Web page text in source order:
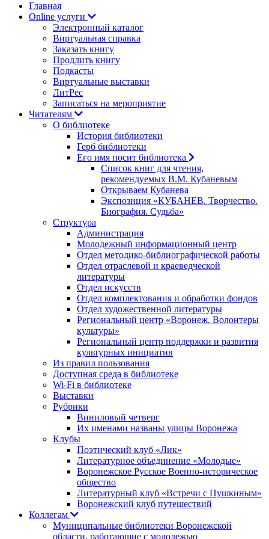
Главная
Online услуги
Электронный каталог
Виртуальная справка
Заказать книгу
Продлить книгу
Подкасты
Виртуальные выставки
ЛитРес
Записаться на мероприятие
Читателям
О библиотеке
История библиотеки
Герб библиотеки
Его имя носит библиотека
Список книг для чтения,
рекомендуемых В.М. Кубаневым
Открываем Кубанева
Экспозиция «КУБАНЕВ. Творчество.
Биография. Судьба»
Структура
Администрация
Молодежный информационный центр
Отдел методико-библиографической работы
Отдел отраслевой и краеведческой
литературы
Отдел искусств
Отдел комплектования и обработки фондов
Отдел художественной литературы
Региональный центр «Воронеж. Волонтеры
культуры»
Региональный центр поддержки и развития
культурных инициатив
Из правил пользования
Доступная среда в библиотеке
Wi-Fi в библиотеке
Выставки
Рубрики
Виниловый четверг
Их именами названы улицы Воронежа
Клубы
Поэтический клуб «Лик»
Литературное объединение «Молодые»
Воронежское Русское Военно-историческое
общество
Литературный клуб «Встречи с Пушкиным»
Воронежский клуб путешествий
Коллегам
Муниципальные библиотеки Воронежской
области, работающие с молодежью